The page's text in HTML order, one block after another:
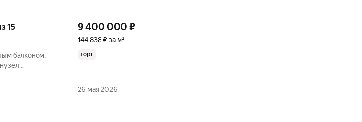
15
балконом.
9 400 000 ₽
144 838 ₽ за м²
торг
26 мая 2026